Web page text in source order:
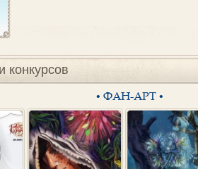
конкурсов
• ФАН-АРТ •